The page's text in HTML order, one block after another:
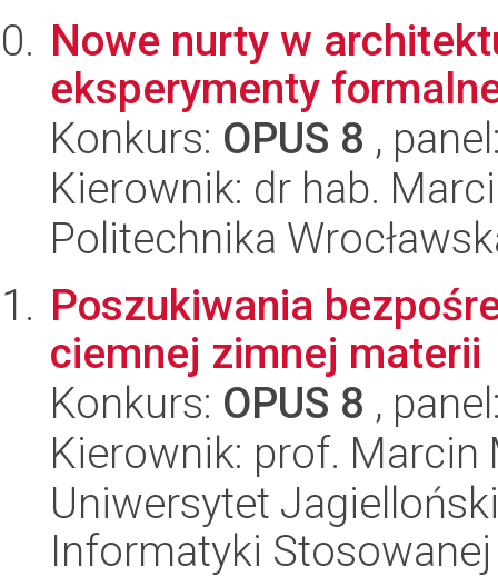
Nowe nurty w
eksperymenty
Konkurs: OPUS 8 ,
Kierownik: dr hab.
Politechnika
Poszukiwania
ciemnej zimnej materii
Konkurs: OPUS 8 ,
Kierownik: prof. Marcin
Uniwersytet
Informatyki Stosowanej